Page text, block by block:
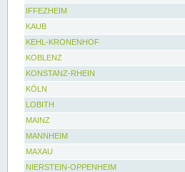
IFFEZHEIM
KAUB
KEHL-KRONENHOF
KOBLENZ
KONSTANZ-RHEIN
KÖLN
LOBITH
MAINZ
MANNHEIM
MAXAU
NIERSTEIN-OPPENHEIM